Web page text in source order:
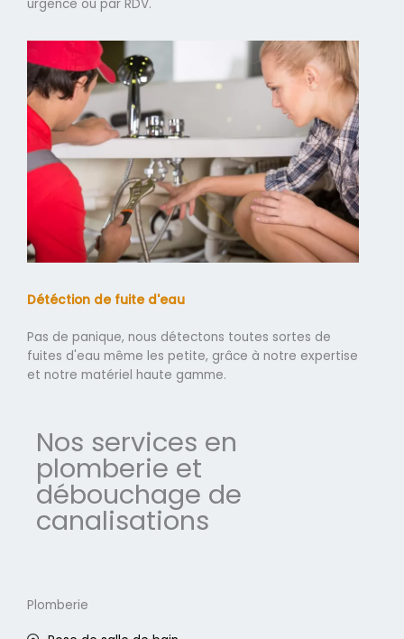
urgence ou par RDV.
Détéction de fuite d'eau
Pas de panique, nous détectons toutes sortes de
fuites d'eau même les petite, grâce à notre expertise
et notre matériel haute gamme.
Nos services en
plomberie et
débouchage de
canalisations
Plomberie